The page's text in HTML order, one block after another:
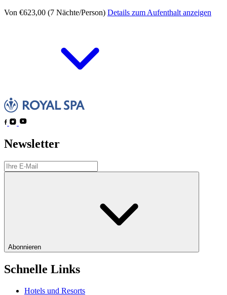
Von €623,00 (7 Nächte/Person) Details zum Aufenthalt anzeigen
Newsletter
Abonnieren
Schnelle Links
Hotels und Resorts